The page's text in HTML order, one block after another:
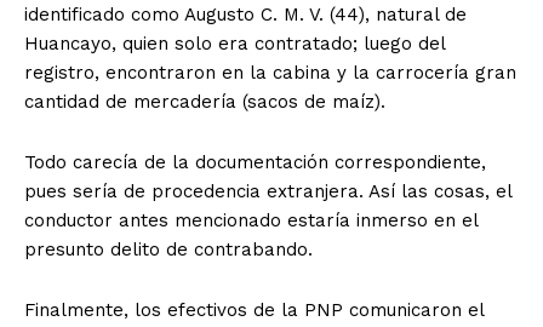
identificado como Augusto C. M. V. (44), natural de
Huancayo, quien solo era contratado; luego del
registro, encontraron en la cabina y la carrocería gran
cantidad de mercadería (sacos de maíz).
Todo carecía de la documentación correspondiente,
pues sería de procedencia extranjera. Así las cosas, el
conductor antes mencionado estaría inmerso en el
presunto delito de contrabando.
Finalmente, los efectivos de la PNP comunicaron el